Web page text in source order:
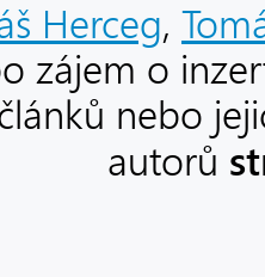
Herceg,
zájem o
nebo
autorů